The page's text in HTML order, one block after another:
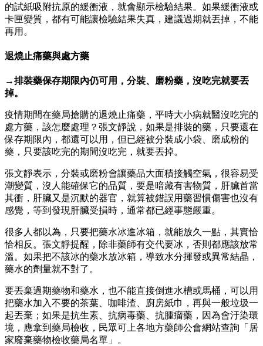
的試紙吸附抗原的緩衝液，就會顯示檢驗結果。如果緩衝液或
卡匣變質，都有可能讓檢驗結果失真，建議過期就丟掉，不能
再用。
退燒止痛藥與處方藥
→排裝藥保存期限內仍可用，分裝、磨粉藥，沒吃完就要丟
掉。
疫情期間在藥局搶購的退燒止痛藥，平時大小病就醫沒吃完的
處方藥，該怎麼處理？張文靜說，如果是排裝的藥，只要還在
保存期限內，都還可以用，但已經被分裝成小袋、磨成粉的
藥，只要該吃完的期間沒吃完，就要丟掉。
張文靜表示，分裝或磨粉會讓藥品大面積接觸空氣，很容易受
潮變質，沒人能確保它的品質，要是暗藏有害物質，肝臟首當
其衝，肝臟又是沉默的器官，就算被錯誤用藥習慣傷害也沒有
感覺，等到發現肝臟受損時，通常都已經事態嚴重。
很多人都以為，只要把藥水冰進冰箱，就能放久一點，其實恰
恰相反。張文靜提醒，除非藥師有交代要冰，否則都應該放常
溫。如果把不該冰的藥水放冰箱，導致水分揮發或異常結晶，
藥水的劑量就不對了。
要丟棄過期藥物和藥水，也不能直接倒進水槽或馬桶，可以用
把藥水加入不要的茶葉、咖啡渣、廚房紙巾，再與一般垃圾一
起丟棄；如果是抗生素、抗病毒藥、抗腫瘤藥，因為會汙染環
境，應拿到藥局檢收，民眾可上各地方藥師公會網站查詢「居
家廢棄藥物檢收藥局名單」。